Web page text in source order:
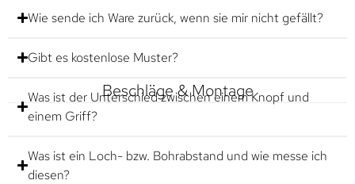
Wie sende ich Ware zurück, wenn sie mir nicht gefällt?
Gibt es kostenlose Muster?
Beschläge & Montage
Was ist der Unterschied zwischen einem Knopf und
einem Griff?
Was ist ein Loch- bzw. Bohrabstand und wie messe ich
diesen?